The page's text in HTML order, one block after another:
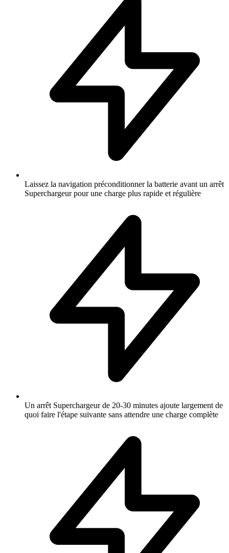
Laissez la navigation préconditionner la batterie avant un arrêt
Superchargeur pour une charge plus rapide et régulière
Un arrêt Superchargeur de 20-30 minutes ajoute largement de
quoi faire l'étape suivante sans attendre une charge complète